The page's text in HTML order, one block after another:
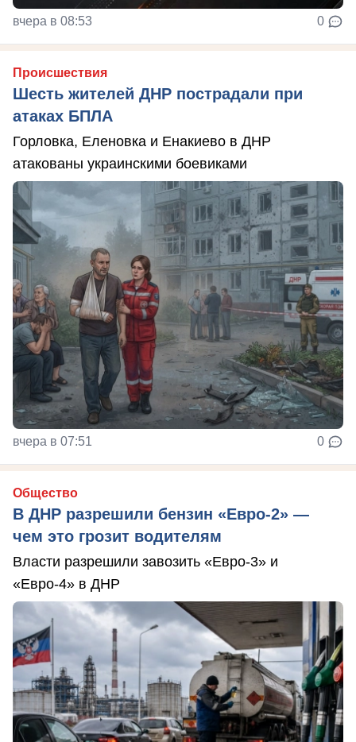
вчера в 08:53 0
Происшествия
Шесть жителей ДНР пострадали при
атаках БПЛА
Горловка, Еленовка и Енакиево в ДНР
атакованы украинскими боевиками
вчера в 07:51 0
Общество
В ДНР разрешили бензин «Евро-2» —
чем это грозит водителям
Власти разрешили завозить «Евро-3» и
«Евро-4» в ДНР